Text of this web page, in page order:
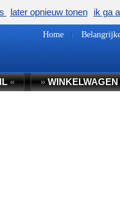
Home
« »WINKELWAGEN
later opnieuw tonen ik ga